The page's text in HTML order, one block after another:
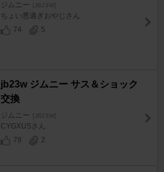
ジムニー [JB23W]
ちょい悪過ぎおやじさん
74
5
jb23w ジムニー サス＆ショック
交換
ジムニー [JB23W]
CYGXUSさん
78
2